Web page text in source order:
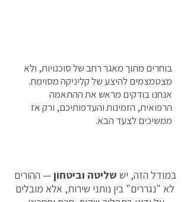
בוחרים מתוך מאגר רחב של סוכנויות, ולא
מצטמצמים להיצע של קליניקה מסוימת.
אנחנו בודקים מראש את ההתאמה
הרפואית, הזמינות והעדפותיכם, ורק אז
ממשיכים לצעד הבא.
במודל הזה, יש שליטה וביטחון— ההורים
לא "נגררים" בין נותני שירות, אלא מובלים